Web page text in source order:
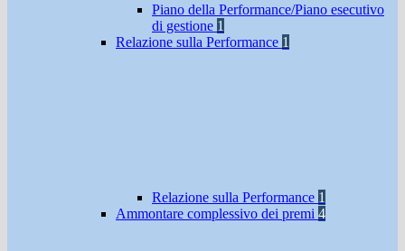
Piano della Performance/Piano esecutivo
di gestione 1
Relazione sulla Performance 1
Relazione sulla Performance 1
Ammontare complessivo dei premi 4